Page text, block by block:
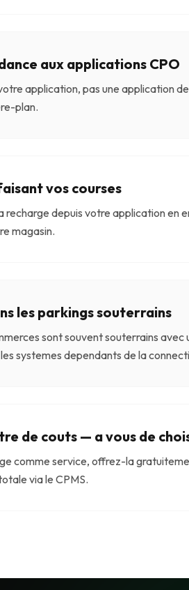
aux applications CPO
application, pas une application
plan.
vos courses
recharge depuis votre application en
magasin.
les parkings souterrains
sont souvent souterrains
systemes dependants de la
de couts — a vous de
comme service, offrez-la
via le CPMS.